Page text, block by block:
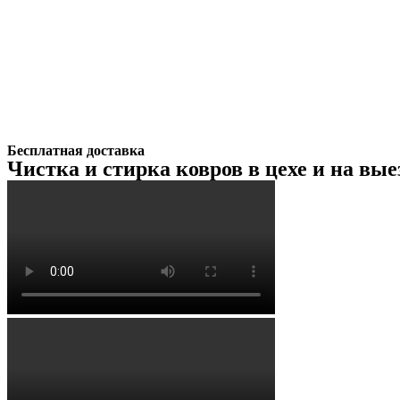
Бесплатная доставка
Чистка и стирка ковров в цехе и на